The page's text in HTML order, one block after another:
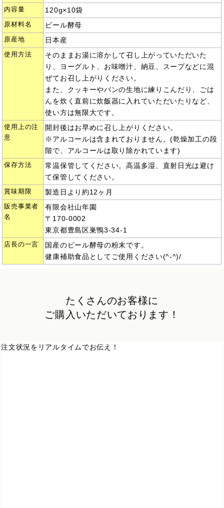
内容量 120g×10袋
原材料名 ビール酵母
原産地 日本産
使用方法
そのままお湯に溶かして召し上がっていただいた
り、ヨーグルト、お味噌汁、納豆、スープなどに混
ぜてお召し上がりください。
また、クッキーやパンの生地に練りこんだり、ごは
んを炊く直前に炊飯器に入れていただいたりなど、
使い方は無限大です。
使用上の注
意
開封後はお早めに召し上がりください。
※アルコールは含まれておりません。(乾燥加工の段
階で、アルコールは取り除かれています)
保存方法
常温保管してください。高温多湿、直射日光は避け
て保管してください。
賞味期限 製造日より約12ヶ月
販売事業者
名
有限会社山年園
〒170-0002
東京都豊島区巣鴨3-34-1
店長の一言
国産のビール酵母の粉末です。
健康補助食品としてご使用ください(^-^)/
たくさんのお客様に
ご購入いただいております！
注文状況をリアルタイムでお伝え！